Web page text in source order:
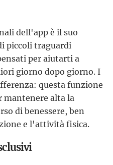
dell'app è il suo
piccoli traguardi
per aiutarti a
giorno dopo giorno. I
questa funzione
mantenere alta la
di benessere, ben
e l'attività fisica.